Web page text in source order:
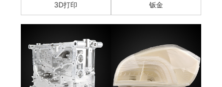
3D打印 钣金